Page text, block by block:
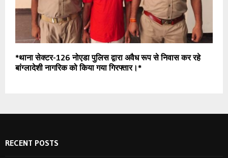
*थाना सेक्टर-126 नोएडा पुलिस द्वारा अवैध रूप से निवास कर रहे
बांग्लादेशी नागरिक को किया गया गिरफ्तार।*
RECENT POSTS